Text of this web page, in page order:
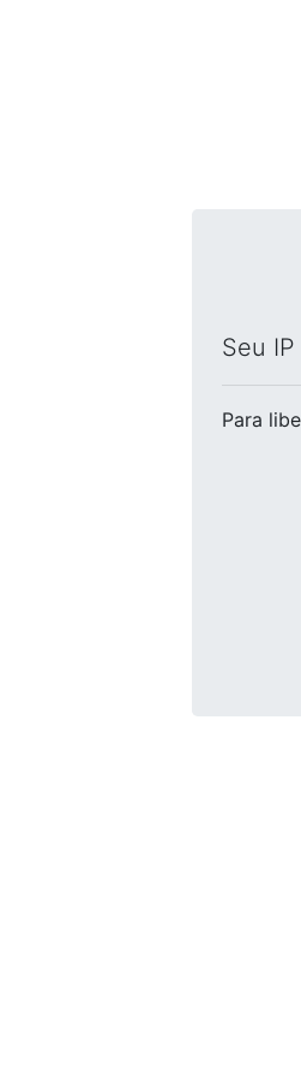
Seu
Para